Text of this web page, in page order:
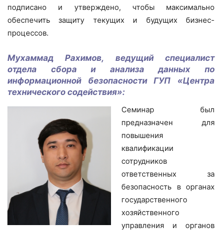
подписано и утверждено, чтобы максимально
обеспечить защиту текущих и будущих бизнес-
процессов.
Мухаммад Рахимов, ведущий специалист
отдела сбора и анализа данных по
информационной безопасности ГУП «Центра
технического содействия»:
Семинар был
предназначен для
повышения
квалификации
сотрудников
ответственных за
безопасность в органах
государственного
хозяйственного
управления и органов